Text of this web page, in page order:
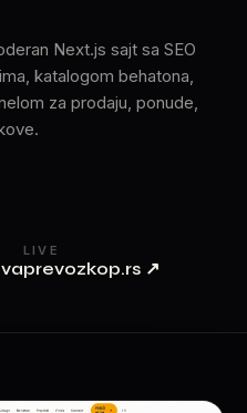
Next.js sajt sa SEO
katalogom behatona,
za prodaju, ponude,
LIVE
prevozkop.rs ↗